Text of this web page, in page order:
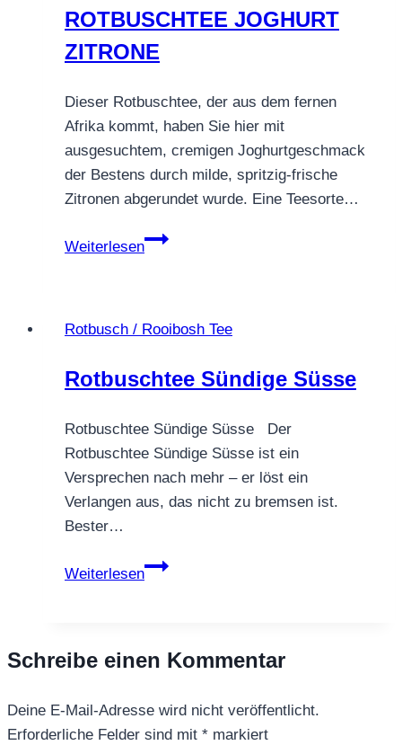
ROTBUSCHTEE JOGHURT
ZITRONE
Dieser Rotbuschtee, der aus dem fernen
Afrika kommt, haben Sie hier mit
ausgesuchtem, cremigen Joghurtgeschmack
der Bestens durch milde, spritzig-frische
Zitronen abgerundet wurde. Eine Teesorte…
Weiterlesen
ROTBUSCHTEE
Rotbusch / Rooibosh Tee
Rotbuschtee Sündige Süsse
Rotbuschtee Sündige Süsse Der
Rotbuschtee Sündige Süsse ist ein
Versprechen nach mehr – er löst ein
Verlangen aus, das nicht zu bremsen ist.
Bester…
Weiterlesen
Rotbuschtee
Schreibe einen Kommentar
Deine E-Mail-Adresse wird nicht veröffentlicht.
Erforderliche Felder sind mit * markiert